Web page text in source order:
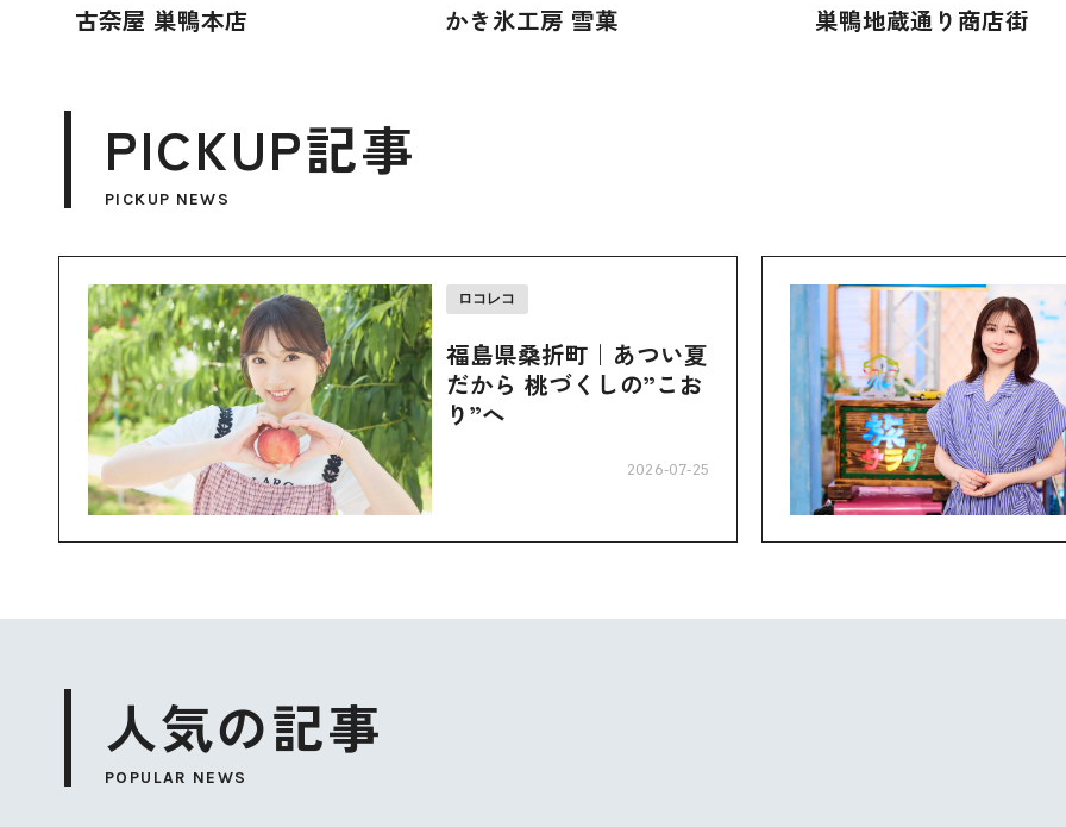
古奈屋 巣鴨本店 かき氷工房 雪菓 巣鴨地蔵通り商店街
PICKUP記事
PICKUP NEWS
ロコレコ
福島県桑折町｜あつい夏
だから 桃づくしの”こお
り”へ
2026-07-25
人気の記事
POPULAR NEWS